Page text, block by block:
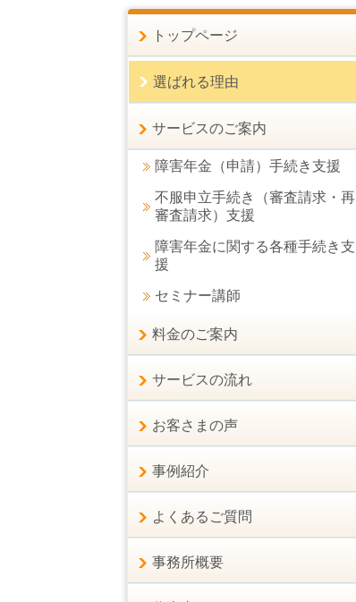
トップページ
選ばれる理由
サービスのご案内
障害年金（申請）手続き支援
不服申立手続き（審査請求・再
審査請求）支援
障害年金に関する各種手続き支
援
セミナー講師
料金のご案内
サービスの流れ
お客さまの声
事例紹介
よくあるご質問
事務所概要